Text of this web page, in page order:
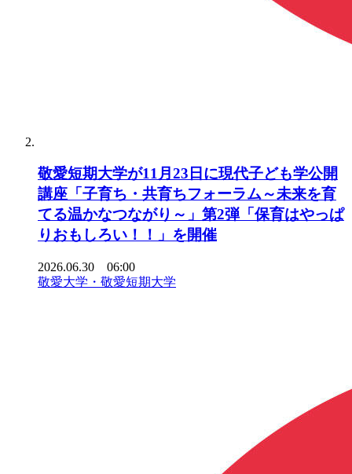
敬愛短期大学が11月23日に現代子ども学公開
講座「子育ち・共育ちフォーラム～未来を育
てる温かなつながり～」第2弾「保育はやっぱ
りおもしろい！！」を開催
2026.06.30 06:00
敬愛大学・敬愛短期大学